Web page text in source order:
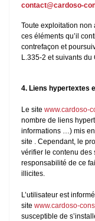
contact@cardoso-
Toute exploitation non
ces éléments qu’il
contrefaçon et
L.335-2 et suivants
4. Liens hypertextes
Le site www.cardoso-
nombre de liens
informations …) mis
site . Cependant, le
vérifier le contenu
responsabilité de ce
illicites.
L’utilisateur est
site www.cardoso-
susceptible de